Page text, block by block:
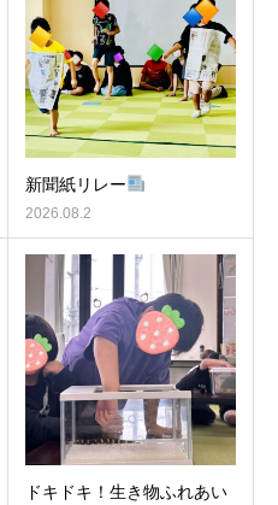
新聞紙リレー
2026.08.2
ドキドキ！生き物ふれあい